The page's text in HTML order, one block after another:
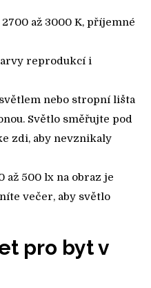
až 3000 K, příjemné
reprodukcí i
nebo stropní lišta
Světlo směřujte pod
zdi, aby nevznikaly
až 500 lx na obraz je
večer, aby světlo
pro byt v